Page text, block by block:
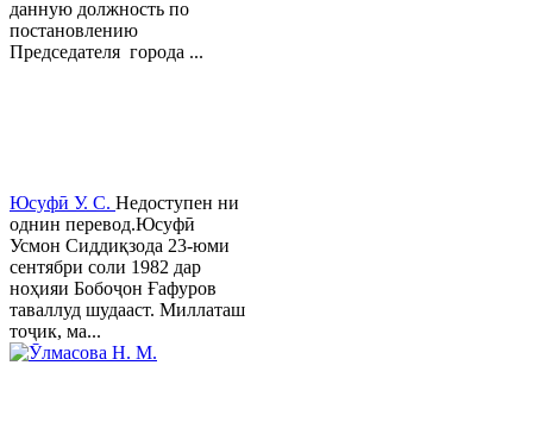
данную должность по
постановлению
Председателя города ...
Юсуфӣ У. C. Недоступен ни
однин перевод.Юсуфӣ
Усмон Сиддиқзода 23-юми
сентябри соли 1982 дар
ноҳияи Бобоҷон Ғафуров
таваллуд шудааст. Миллаташ
тоҷик, ма...